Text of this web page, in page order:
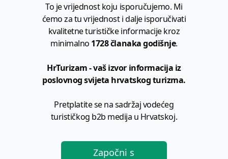
To je vrijednost koju isporučujemo. Mi
ćemo za tu vrijednost i dalje isporučivati
kvalitetne turističke informacije kroz
minimalno 1728 članaka godišnje.
HrTurizam - vaš izvor informacija iz
poslovnog svijeta hrvatskog turizma.
Pretplatite se na sadržaj vodećeg
turističkog b2b medija u Hrvatskoj.
Započni s